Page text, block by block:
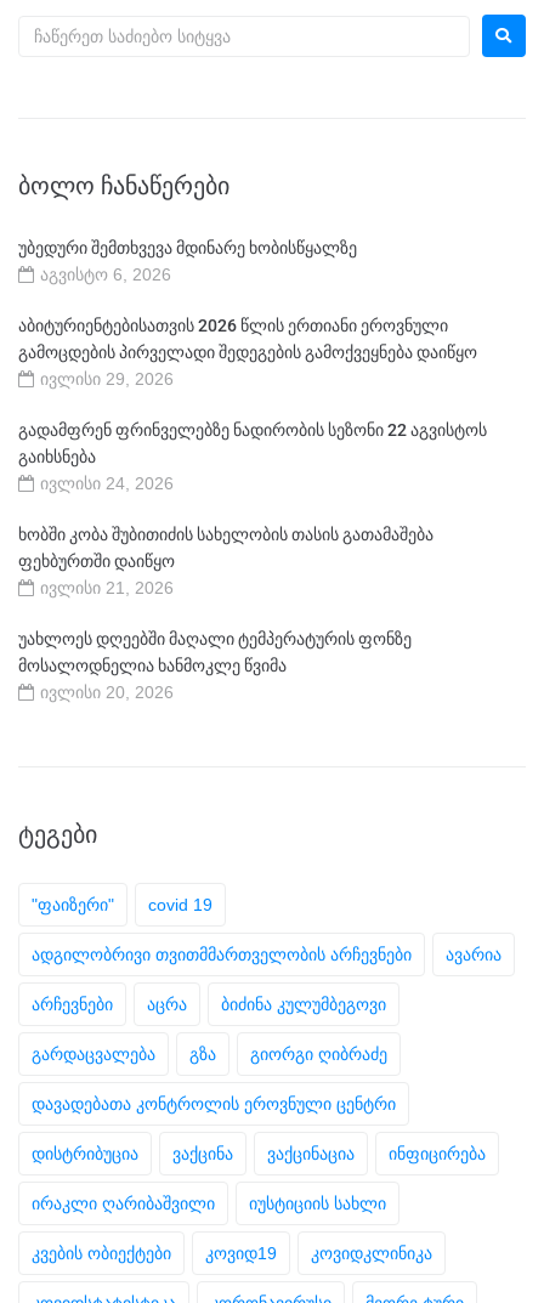
ᲑᲝᲚᲝ ᲩᲐᲜᲐᲬᲔᲠᲔᲑᲘ
უბედური შემთხვევა მდინარე ხობისწყალზე
აგვისტო 6, 2026
აბიტურიენტებისათვის 2026 წლის ერთიანი ეროვნული
გამოცდების პირველადი შედეგების გამოქვეყნება დაიწყო
ივლისი 29, 2026
გადამფრენ ფრინველებზე ნადირობის სეზონი 22 აგვისტოს
გაიხსნება
ივლისი 24, 2026
ხობში კობა შუბითიძის სახელობის თასის გათამაშება
ფეხბურთში დაიწყო
ივლისი 21, 2026
უახლოეს დღეებში მაღალი ტემპერატურის ფონზე
მოსალოდნელია ხანმოკლე წვიმა
ივლისი 20, 2026
ᲢᲔᲒᲔᲑᲘ
"ფაიზერი" covid 19
ადგილობრივი თვითმმართველობის არჩევნები ავარია
არჩევნები აცრა ბიძინა კულუმბეგოვი
გარდაცვალება გზა გიორგი ღიბრაძე
დავადებათა კონტროლის ეროვნული ცენტრი
დისტრიბუცია ვაქცინა ვაქცინაცია ინფიცირება
ირაკლი ღარიბაშვილი იუსტიციის სახლი
კვების ობიექტები კოვიდ19 კოვიდკლინიკა